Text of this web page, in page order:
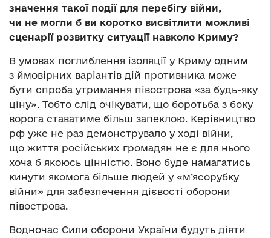
значення такої події для перебігу війни,
чи не могли б ви коротко висвітлити можливі
сценарії розвитку ситуації навколо Криму?
В умовах поглиблення ізоляції у Криму одним
з ймовірних варіантів дій противника може
бути спроба утримання півострова «за будь-яку
ціну». Тобто слід очікувати, що боротьба з боку
ворога ставатиме більш запеклою. Керівництво
рф уже не раз демонструвало у ході війни,
що життя російських громадян не є для нього
хоча б якоюсь цінністю. Воно буде намагатись
кинути якомога більше людей у «м’ясорубку
війни» для забезпечення дієвості оборони
півострова.
Водночас Сили оборони України будуть діяти